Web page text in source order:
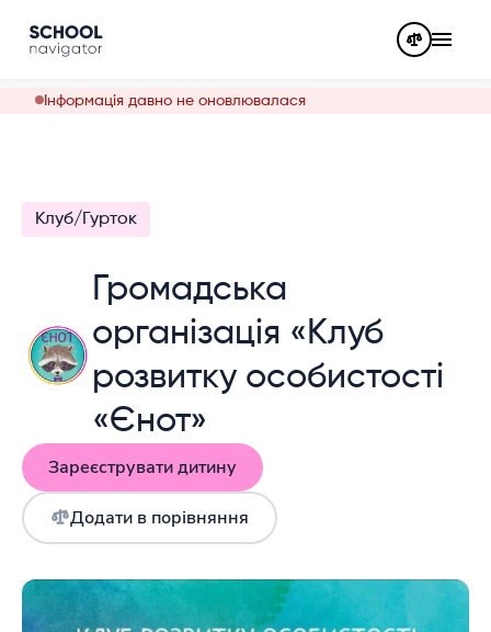
Інформація давно не оновлювалася
Клуб/Гурток
Громадська
організація «Клуб
розвитку особистості
«Єнот»
Зареєструвати дитину
Додати в порівняння